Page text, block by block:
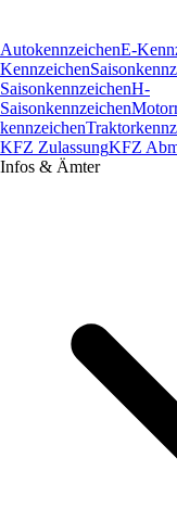
AutokennzeichenE-
Kennzeichen
SaisonkennzeichenH-
Saisonkennzeichen
kennzeichen
KFZ ZulassungKFZ
Infos & Ämter